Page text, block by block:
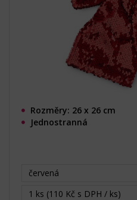
Rozměry: 26 x 26 cm
Jednostranná
červená
1 ks (110 Kč s DPH / ks)